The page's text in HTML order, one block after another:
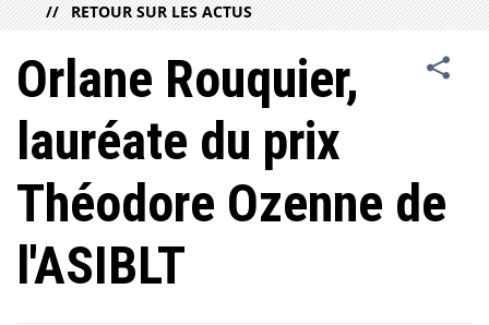
RETOUR SUR LES ACTUS
Orlane Rouquier,
lauréate du prix
Théodore Ozenne de
l'ASIBLT